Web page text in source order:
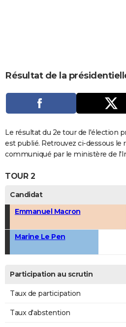
CARTE DE VOEUX
DICTIONNAIRE
Dictionnaire
Biographies
Expressions
Proverbes
PROGRAMME TV
COPAINS D'AVANT
S'inscrire
Se connecter
Lycées
Collèges
Primaires
Universités
Entreprises
Service militaire
Avis de recherche
AVIS DE DÉCÈS
FORUM
Bricolage
Culture
Television
Voyage
Résultat de la
Le résultat du 2e tour de l'élection
est publié. Retrouvez ci-dessous le
communiqué par le ministère de
TOUR 2
Candidat
Emmanuel Macron
Marine Le Pen
Participation au scrutin
Taux de participation
Taux d'abstention